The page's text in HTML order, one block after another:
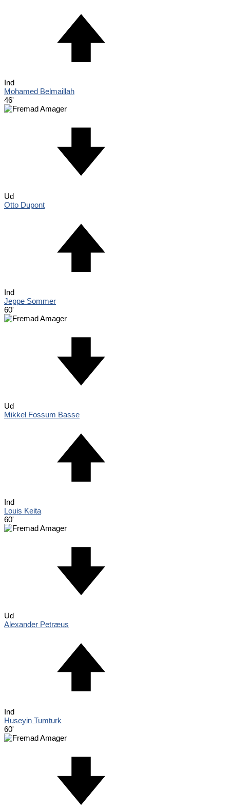
Ind
Mohamed Belmaillah
46'
Ud
Otto Dupont
Ind
Jeppe Sommer
60'
Ud
Mikkel Fossum Basse
Ind
Louis Keita
60'
Ud
Alexander Petræus
Ind
Huseyin Tumturk
60'